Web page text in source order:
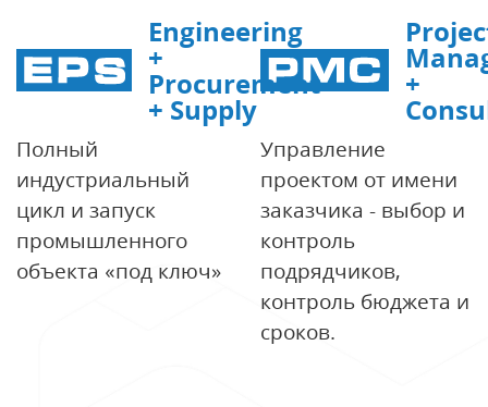
Engineering
+
Procurement
+ Supply
Полный
индустриальный
цикл и запуск
промышленного
объекта «под ключ»
+
Управление
проектом от имени
заказчика - выбор и
контроль
подрядчиков,
контроль бюджета и
сроков.